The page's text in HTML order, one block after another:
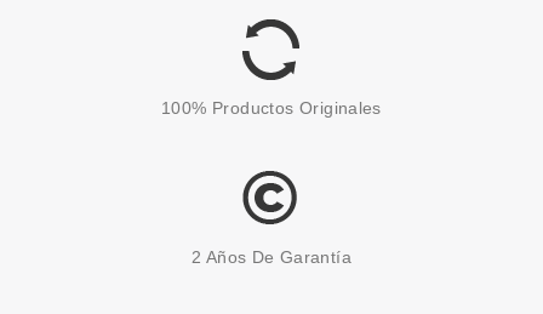
14.00€
100% Productos Originales
2 Años De Garantía